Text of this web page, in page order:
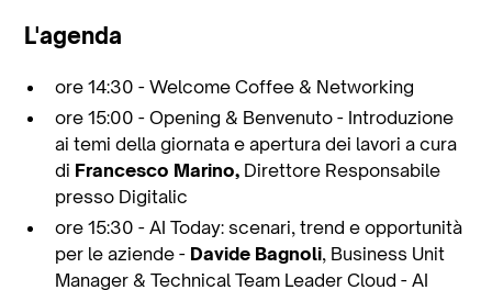
L'agenda
ore 14:30 - Welcome Coffee & Networking
ore 15:00 - Opening & Benvenuto - Introduzione
ai temi della giornata e apertura dei lavori a cura
di Francesco Marino, Direttore Responsabile
presso Digitalic
ore 15:30 - AI Today: scenari, trend e opportunità
per le aziende - Davide Bagnoli, Business Unit
Manager & Technical Team Leader Cloud - AI